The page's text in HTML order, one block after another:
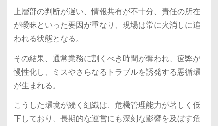
上層部の判断が遅い、情報共有が不十分、責任の所在
が曖昧といった要因が重なり、現場は常に火消しに追
われる状態となる。
その結果、通常業務に割くべき時間が奪われ、疲弊が
慢性化し、ミスやさらなるトラブルを誘発する悪循環
が生まれる。
こうした環境が続く組織は、危機管理能力が著しく低
下しており、長期的な運営にも深刻な影響を及ぼす危